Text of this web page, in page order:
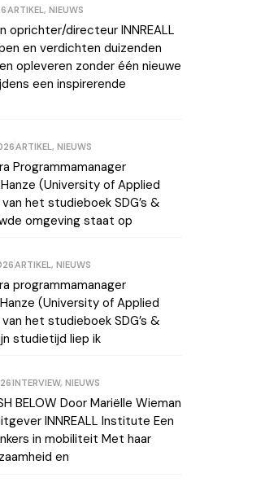
ARTIKEL,NIEUWS
oprichter/directeur INNREALL
en verdichten duizenden
opleveren zonder één nieuwe
een inspirerende
ARTIKEL,NIEUWS
Programmamanager
(University of Applied
het studieboek SDG’s &
omgeving staat op
ARTIKEL,NIEUWS
programmamanager
(University of Applied
het studieboek SDG’s &
studietijd liep ik
INTERVIEW,NIEUWS
BELOW Door Mariëlle Wieman
INNREALL Institute Een
in mobiliteit Met haar
en